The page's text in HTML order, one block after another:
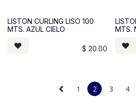
LISTON CURLING LISO 100
MTS. AZUL CIELO
$ 20.00
MTS.
1 2 3 4